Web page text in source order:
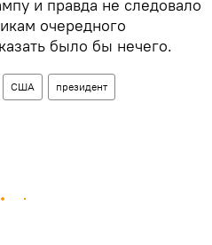
и правда не следовало
очередного
было бы нечего.
США президент